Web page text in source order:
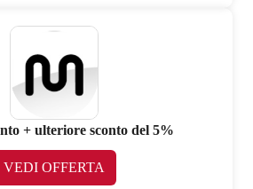
+ ulteriore sconto del 5%
VEDI OFFERTA